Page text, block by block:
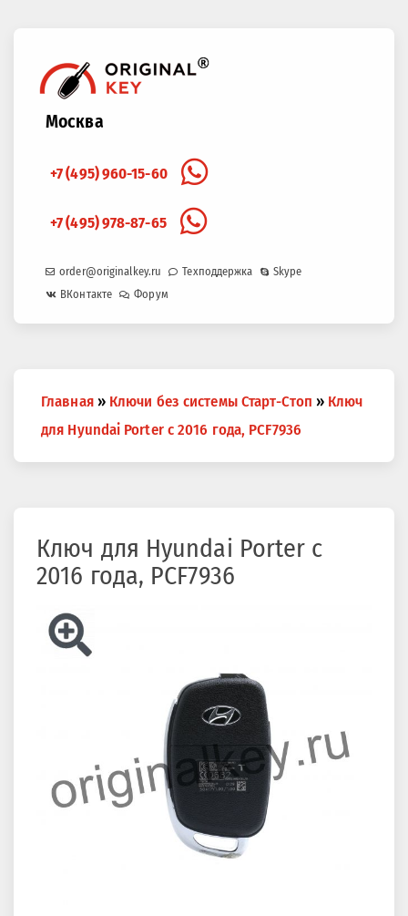
Москва
+7 (495) 960-15-60
+7 (495) 978-87-65
order@originalkey.ru Техподдержка
Skype
ВКонтакте
Форум
здесь
Главная » Ключи без системы Старт-Стоп » Ключ
для Hyundai Porter с 2016 года, PCF7936
Ключ для Hyundai Porter с
2016 года, PCF7936